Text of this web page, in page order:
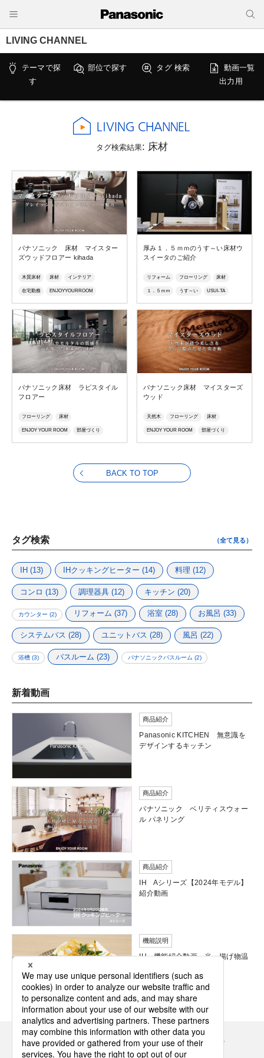
LIVING CHANNEL
テーマで探
す
部位で探す タグ 検索
動画一覧
出力用
タグ検索結果: 床材
パナソニック 床材 マイスター
ズウッドフロアー kihada
木質床材 床材 インテリア
在宅勤務 ENJOYYOURROOM
グレイッシュ ニュアンスカラー
シック 質感
マイスターズウッドフロアー
マイスターズウッドフロアーkihada
厚み１．５ｍｍのうす～い床材ウ
スイータのご紹介
リフォーム フローリング 床材
１．５ｍｍ うす～い USUI-TA
ウスイータ リフォームフローリング
建材
パナソニック床材 ラピスタイル
フロアー
フローリング 床材
ENJOY YOUR ROOM 部屋づくり
在宅勤務 石目調 天然石 モルタル
パナソニック床材 マイスターズ
ウッド
天然木 フローリング 床材
ENJOY YOUR ROOM 部屋づくり
在宅勤務 マイスターズウッド
BACK TO TOP
タグ検索 （全て見る）
IH (13) IHクッキングヒーター (14) 料理 (12)
コンロ (13) 調理器具(12) キッチン (20)
カウンター (2) リフォーム (37) 浴室 (28) お風呂 (33)
システムバス (28) ユニットバス (28) 風呂 (22)
浴槽(3) バスルーム (23) パナソニックバスルーム (2)
新着動画
商品紹介
Panasonic KITCHEN 無意識を
デザインするキッチン
商品紹介
パナソニック ベリティスウォー
ル パネリング
商品紹介
IH Aシリーズ【2024年モデル】
紹介動画
機能説明
IH 機能紹介動画 光・揚げ物温
Panasonicの住まい・くらし SNSアカウント